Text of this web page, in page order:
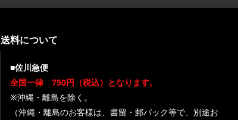
送料について
■佐川急便
全国一律 750円（税込）となります。
※沖縄・離島を除く。
（沖縄・離島のお客様は、書留・郵パック等で、別途お